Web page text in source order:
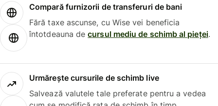
Compară furnizorii de transferuri de bani
Fără taxe ascunse, cu Wise vei beneficia
întotdeauna decursul mediu de schimb al pieței.
Urmărește cursurile de schimb live
Salvează valutele tale preferate pentru a vedea